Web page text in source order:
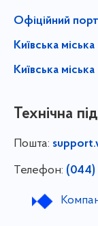
Офіційний
Київська
Київська
Технічна
Пошта:
Телефон: (044)